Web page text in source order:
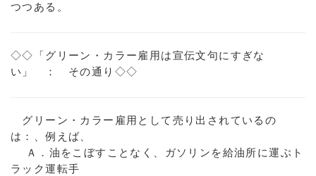
つつある。
◇◇「グリーン・カラー雇用は宣伝文句にすぎな
い」 ： その通り◇◇
グリーン・カラー雇用として売り出されているの
は：、例えば、
Ａ．油をこぼすことなく、ガソリンを給油所に運ぶト
ラック運転手